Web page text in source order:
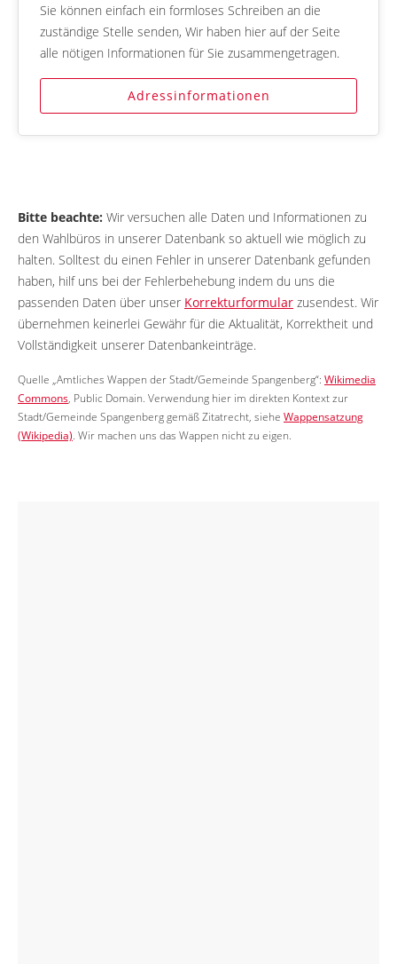
Sie können einfach ein formloses Schreiben an die
zuständige Stelle senden, Wir haben hier auf der Seite
alle nötigen Informationen für Sie zusammengetragen.
Adressinformationen
Bitte beachte: Wir versuchen alle Daten und Informationen zu
den Wahlbüros in unserer Datenbank so aktuell wie möglich zu
halten. Solltest du einen Fehler in unserer Datenbank gefunden
haben, hilf uns bei der Fehlerbehebung indem du uns die
passenden Daten über unser Korrekturformular zusendest. Wir
übernehmen keinerlei Gewähr für die Aktualität, Korrektheit und
Vollständigkeit unserer Datenbankeinträge.
Quelle „Amtliches Wappen der Stadt/Gemeinde Spangenberg“: Wikimedia
Commons, Public Domain. Verwendung hier im direkten Kontext zur
Stadt/Gemeinde Spangenberg gemäß Zitatrecht, siehe Wappensatzung
(Wikipedia). Wir machen uns das Wappen nicht zu eigen.